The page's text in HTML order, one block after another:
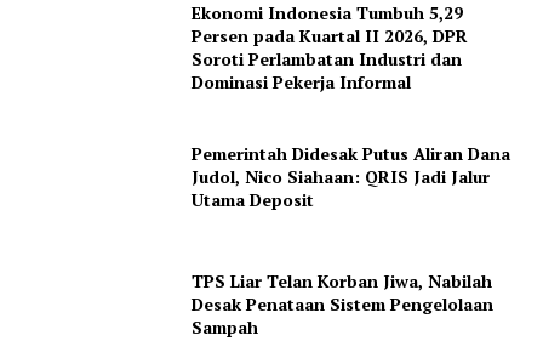
Ekonomi Indonesia Tumbuh 5,29
Persen pada Kuartal II 2026, DPR
Soroti Perlambatan Industri dan
Dominasi Pekerja Informal
Pemerintah Didesak Putus Aliran Dana
Judol, Nico Siahaan: QRIS Jadi Jalur
Utama Deposit
TPS Liar Telan Korban Jiwa, Nabilah
Desak Penataan Sistem Pengelolaan
Sampah